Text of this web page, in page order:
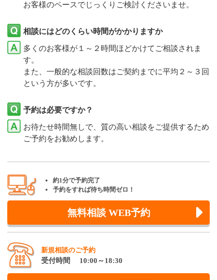
お客様のペースでじっくりご検討くださいませ。
相談にはどのくらい時間がかかりますか
多くのお客様が１～２時間ほどかけてご相談されま
す。
また、一般的な相談回数はご契約までに平均２～３回
という方が多いです。
予約は必要ですか？
お待たせ時間無しで、質の高い相談をご提供するため
ご予約をお勧めします。
約1分で予約完了
予約をすれば待ち時間ゼロ！
無料相談 WEB予約
新規相談のご予約
受付時間 10:00～18:30